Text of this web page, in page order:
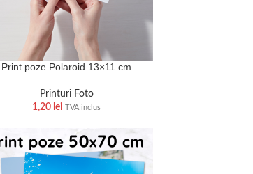
Print poze Polaroid 13×11 cm
Printuri Foto
1,20 lei TVA inclus